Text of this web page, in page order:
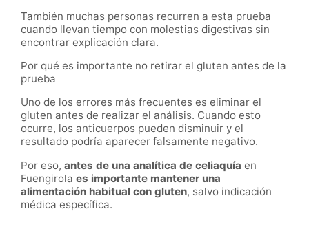
También muchas personas recurren a esta prueba
cuando llevan tiempo con molestias digestivas sin
encontrar explicación clara.
Por qué es importante no retirar el gluten antes de la
prueba
Uno de los errores más frecuentes es eliminar el
gluten antes de realizar el análisis. Cuando esto
ocurre, los anticuerpos pueden disminuir y el
resultado podría aparecer falsamente negativo.
Por eso, antes de una analítica de celiaquía en
Fuengirola es importante mantener una
alimentación habitual con gluten, salvo indicación
médica específica.